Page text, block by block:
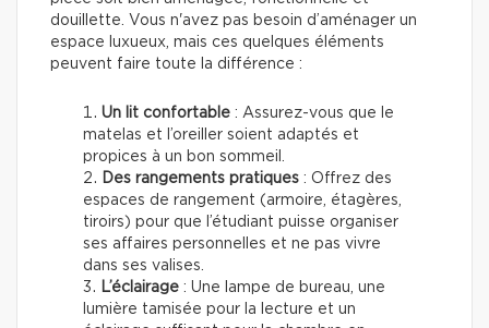
douillette. Vous n'avez pas besoin d’aménager un
espace luxueux, mais ces quelques éléments
peuvent faire toute la différence :
Un lit confortable : Assurez-vous que le
matelas et l’oreiller soient adaptés et
propices à un bon sommeil.
Des rangements pratiques : Offrez des
espaces de rangement (armoire, étagères,
tiroirs) pour que l’étudiant puisse organiser
ses affaires personnelles et ne pas vivre
dans ses valises.
L’éclairage : Une lampe de bureau, une
lumière tamisée pour la lecture et un